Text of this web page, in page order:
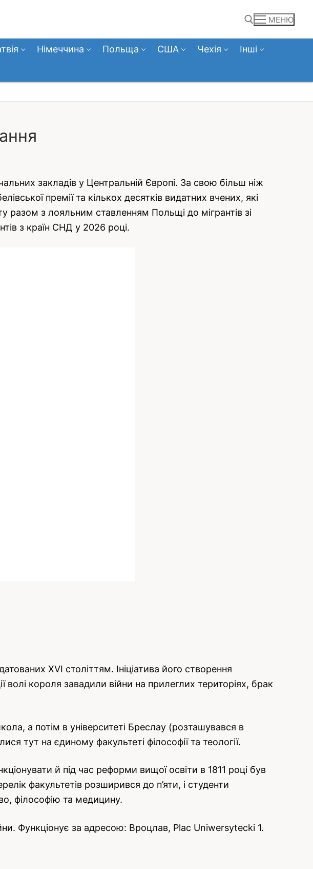
МЕНЮ
Німеччина Польща США Чехія
Інші
закладів у Центральній Європі. За свою більш ніж
премії та кількох десятків видатних вчених, які
разом з лояльним ставленням Польщі до мігрантів зі
з країн СНД у 2026 році.
XVI століттям. Ініціатива його створення
короля завадили війни на прилеглих територіях, брак
а потім в університеті Бреслау (розташувався в
тут на єдиному факультеті філософії та теології.
й під час реформи вищої освіти в 1811 році був
факультетів розширився до п’яти, і студенти
філософію та медицину.
Функціонує за адресою: Вроцлав, Plac Uniwersytecki 1.